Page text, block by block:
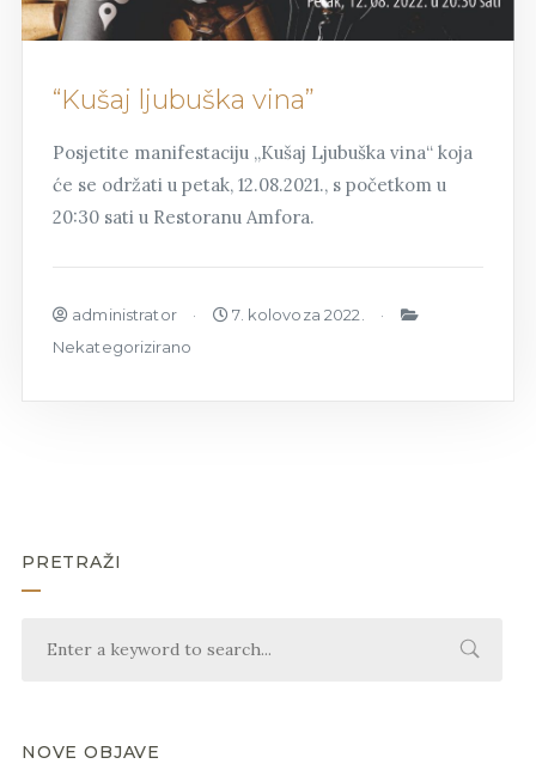
“Kušaj ljubuška vina”
Posjetite manifestaciju „Kušaj Ljubuška vina“ koja
će se održati u petak, 12.08.2021., s početkom u
20:30 sati u Restoranu Amfora.
administrator
7. kolovoza 2022.
Nekategorizirano
PRETRAŽI
NOVE OBJAVE